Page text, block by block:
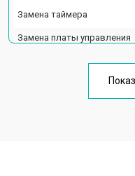
Замена таймера
Замена платы управления
Ремонт/замена датчика
Замена термостата